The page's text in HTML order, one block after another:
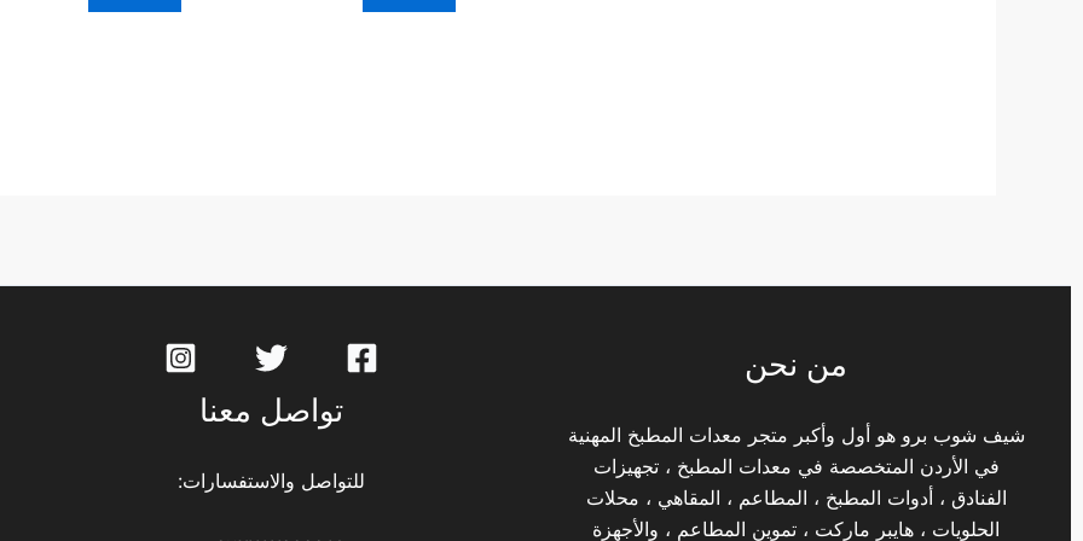
من نحن
شيف شوب برو هو أول وأكبر متجر معدات المطبخ المهنية
في الأردن المتخصصة في معدات المطبخ ، تجهيزات
الفنادق ، أدوات المطبخ ، المطاعم ، المقاهي ، محلات
الحلويات ، هايبر ماركت ، تموين المطاعم ، والأجهزة
تواصل معنا
للتواصل والاستفسارات: